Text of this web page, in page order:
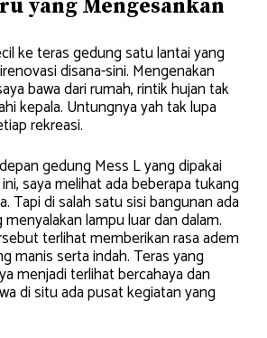
yang Mengesankan
ke teras gedung satu lantai yang
disana-sini. Mengenakan
bawa dari rumah, rintik hujan tak
kepala. Untungnya yah tak lupa
rekreasi.
gedung Mess L yang dipakai
saya melihat ada beberapa tukang
Tapi di salah satu sisi bangunan ada
lampu luar dan dalam.
terlihat memberikan rasa adem
manis serta indah. Teras yang
menjadi terlihat bercahaya dan
di situ ada pusat kegiatan yang